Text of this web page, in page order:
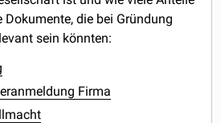
die bei Gründung
sein könnten:
Firma